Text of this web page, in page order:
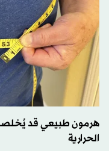
هرمون طبيعي قد
الحرارية